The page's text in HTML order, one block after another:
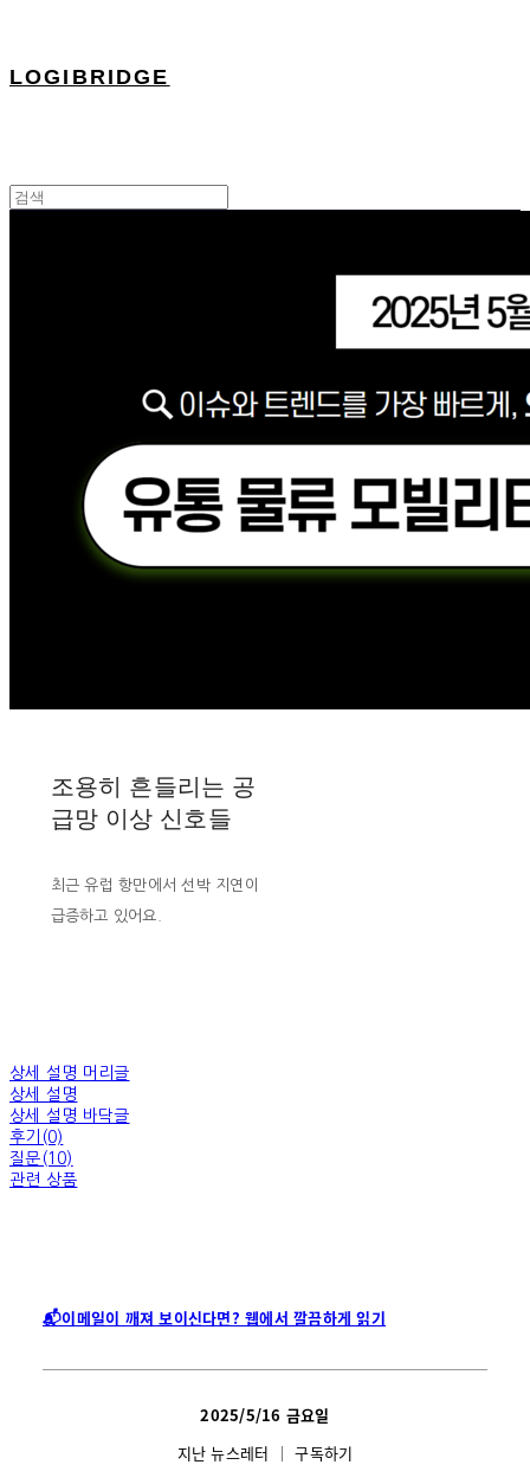
LOGIBRIDGE
조용히 흔들리는 공
급망 이상 신호들
최근 유럽 항만에서 선박 지연이
급증하고 있어요.
상세 설명 머리글
상세 설명
상세 설명 바닥글
후기(0)
질문(10)
관련 상품
📬이메일이 깨져 보이신다면? 웹에서 깔끔하게 읽기
2025/5/16 금요일
지난 뉴스레터
│구독하기